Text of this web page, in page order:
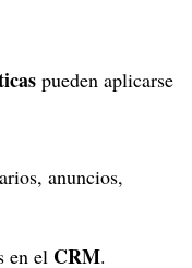
pueden aplicarse
anuncios,
en el CRM.